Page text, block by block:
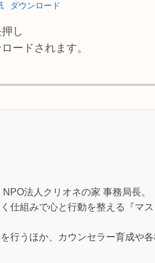
ダウンロード
し
ードされます。
法人クリオネの家 事務局長。
仕組みで心と行動を整える『マ
行うほか、カウンセラー育成や